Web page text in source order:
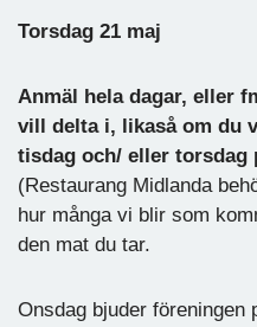
Torsdag 21 maj
Anmäl hela dagar, eller
vill delta i, likaså om du
tisdag och/ eller torsdag
(Restaurang Midlanda
hur många vi blir som
den mat du tar.
Onsdag bjuder föreningen